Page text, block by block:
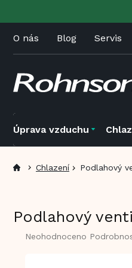
O nás Blog Servis
Úprava vzduchu
Chlazení Podlahový
Podlahový
Průměrné
Neohodnoceno